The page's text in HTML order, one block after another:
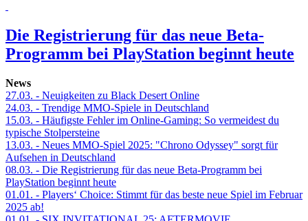
Die Registrierung für das neue Beta-
Programm bei PlayStation beginnt heute
News
27.03. - Neuigkeiten zu Black Desert Online
24.03. - Trendige MMO-Spiele in Deutschland
15.03. - Häufigste Fehler im Online-Gaming: So vermeidest du
typische Stolpersteine
13.03. - Neues MMO-Spiel 2025: "Chrono Odyssey" sorgt für
Aufsehen in Deutschland
08.03. - Die Registrierung für das neue Beta-Programm bei
PlayStation beginnt heute
01.01. - Players‘ Choice: Stimmt für das beste neue Spiel im Februar
2025 ab!